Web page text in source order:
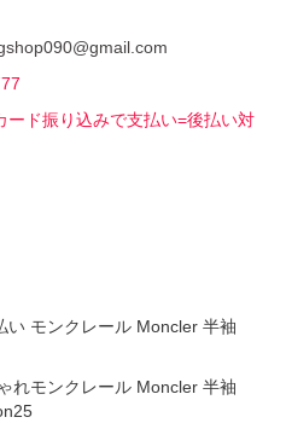
ド振り込みで支払い=後払い対
い モンクレール Moncler 半袖
れモンクレール Moncler 半袖